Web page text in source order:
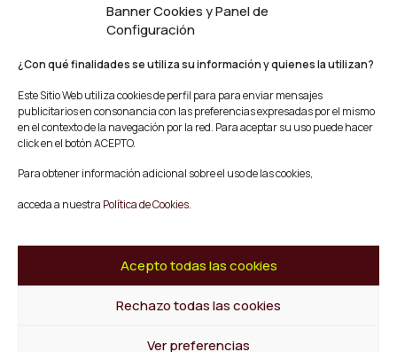
Banner Cookies y Panel de
Configuración
¿Con qué finalidades se utiliza su información y quienes la utilizan?
Este Sitio Web utiliza cookies de perfil para para enviar mensajes
publicitarios en consonancia con las preferencias expresadas por el mismo
en el contexto de la navegación por la red. Para aceptar su uso puede hacer
click en el botón ACEPTO.
Para obtener información adicional sobre el uso de las cookies,
acceda a nuestra Política de Cookies.
Acepto todas las cookies
Rechazo todas las cookies
Ver preferencias
Facebook
Youtube
Twitter/X
© Mescladís 2026
Aviso legal
Términos y Condiciones de Compra
Canal de Denuncias